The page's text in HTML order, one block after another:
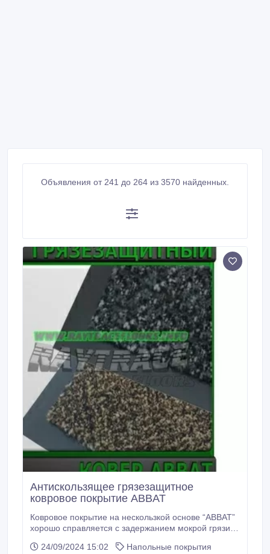
Объявления от 241 до 264 из 3570 найденных.
Антискользящее грязезащитное
ковровое покрытие ABBAT
Ковровое покрытие на нескользкой основе “ABBAT”
хорошо справляется с задержанием мокрой грязи и
покрытие на нескользкой основе “ABBAT” устойчиво
24/09/2024 15:02
Напольные покрытия